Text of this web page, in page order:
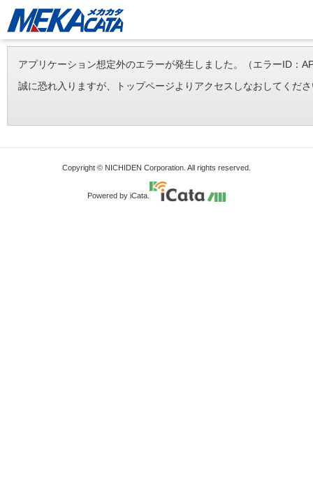
アプリケーション想定外のエラーが発生しました。（エラーID：
誠に恐れ入りますが、トップページよりアクセスしなおしてくだ
Copyright © NICHIDEN Corporation. All rights reserved.
Powered by iCata.